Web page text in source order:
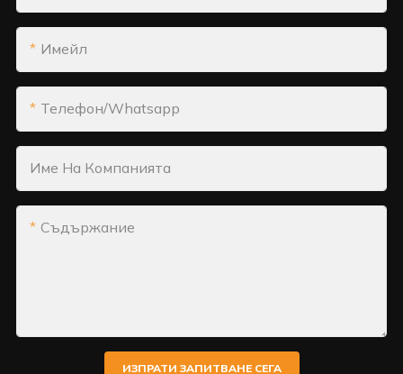
Имейл
Телефон/whatsapp
Име На Компанията
Съдържание
ИЗПРАТИ ЗАПИТВАНЕ СЕГА